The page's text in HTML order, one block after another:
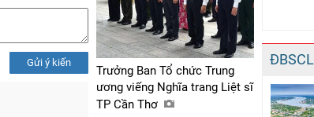
Gửi ý kiến
Trưởng Ban Tổ chức Trung
ương viếng Nghĩa trang Liệt sĩ
TP Cần Thơ
ĐBSCL